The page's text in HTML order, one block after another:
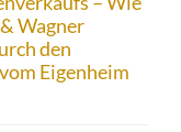
Wagner
den
Eigenheim